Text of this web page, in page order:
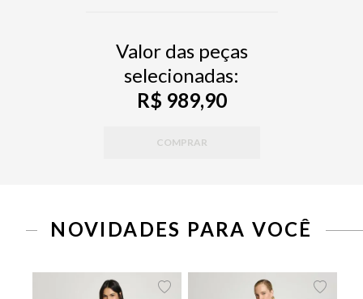
Valor das peças
selecionadas:
R$ 989,90
COMPRAR
NOVIDADES PARA VOCÊ